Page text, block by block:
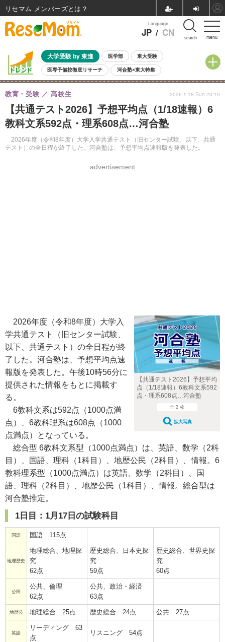
menu
Language
JP / CN search
大学受験 by 東進 医学部 東大受験
医専予備校徹底リサーチ 河合塾×東大特集
親子で考える大学選び 高校受験 中学受験 小学校受験
共通テスト 夏休み
8月開催イベント・WS 全国公立高校 過去問 人気記事
自由研究教材（小学生向け） 自由研究教材（中学生向け）
【共通テスト2026】予想平均点（1/18速報）6
教科文系592点・理系608点…河合塾
2026年度（令和8年度）大学入学共通テスト（旧センター試験、以下、共通
テスト）の全日程が終了した。河合塾は、予想平均点速報版を発表した。
教育・受験 高校生
advertisement
2026.1.18 Sun 23:19
【共通テスト2026】予想平均
点（1/18速報）6教科文系592
点・理系608点…河合塾
全 2 枚
拡大写真
2026年度（令和8年度）大学入
学共通テスト（旧センター試験、
以下、共通テスト）の全日程が終
了した。河合塾は、予想平均点速
報版を発表した。午後10時56分に
提供された情報をもとに掲載す
る。
6教科文系は592点（1000点満
点）、6教科理系は608点（1000
点満点）となっている。
総合型 6教科文系型（1000点満点）は、英語、数学（2科
目）、国語、理科（1科目）、地歴公民（2科目）、情報。6
教科理系型（1000点満点）は英語、数学（2科目）、国
語、理科（2科目）、地歴公民（1科目）、情報。総合型は
河合塾推定。
1日目：1月17日の試験科目
国語 国語 115点
地理歴史
地理総合、地理探
究
62点
歴史総合、日本史探
究
59点
歴史総合、世界史探
究
60点
公民
公共、倫理
62点
公共、政治・経済
63点
地歴公 地理総合 25点 歴史総合 24点 公共 27点
英語
リーディング 63
点
リスニング 54点
リセマム メンバーズ